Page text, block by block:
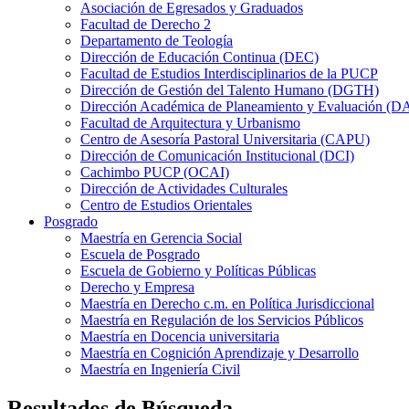
Asociación de Egresados y Graduados
Facultad de Derecho 2
Departamento de Teología
Dirección de Educación Continua (DEC)
Facultad de Estudios Interdisciplinarios de la PUCP
Dirección de Gestión del Talento Humano (DGTH)
Dirección Académica de Planeamiento y Evaluación
Facultad de Arquitectura y Urbanismo
Centro de Asesoría Pastoral Universitaria (CAPU)
Dirección de Comunicación Institucional (DCI)
Cachimbo PUCP (OCAI)
Dirección de Actividades Culturales
Centro de Estudios Orientales
Posgrado
Maestría en Gerencia Social
Escuela de Posgrado
Escuela de Gobierno y Políticas Públicas
Derecho y Empresa
Maestría en Derecho c.m. en Política Jurisdiccional
Maestría en Regulación de los Servicios Públicos
Maestría en Docencia universitaria
Maestría en Cognición Aprendizaje y Desarrollo
Maestría en Ingeniería Civil